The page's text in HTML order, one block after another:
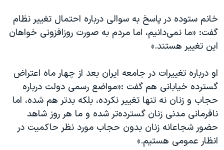
خانم ستوده در پاسخ به سوالی درباره احتمال تغییر نظام
گفت: «ما نمی‌دانیم، اما مردم به صورت روزافزونی خواهان
این تغییر هستند.»
او درباره تغییرات در جامعه ایران بعد از چهار ماه اعتراض
گسترده خیابانی هم گفت :«مواضع رسمی دولت درباره
حجاب و زنان نه تنها تغییر نکرده، بلکه بدتر هم شده، اما
نافرمانی مدنی زنان گسترده‌تر شده و ما هر روز شاهد
حضور شجاعانه زنان بدون حجاب مورد نظر حاکمیت در
انظار عمومی هستیم.»